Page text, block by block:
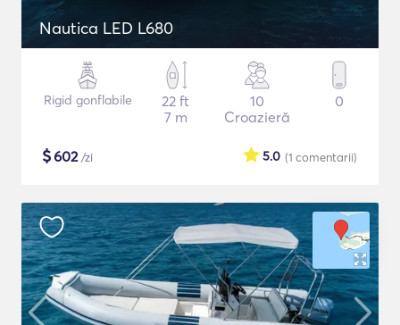
Nautica LED L680
Rigid gonflabile
22 ft
7 m
10
Croazieră
0
$602/zi (1 comentarii)
5.0